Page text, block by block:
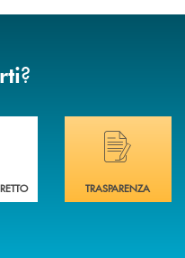
?
di assistenza immediata?
Hai bisogno di
TRASPARENZA